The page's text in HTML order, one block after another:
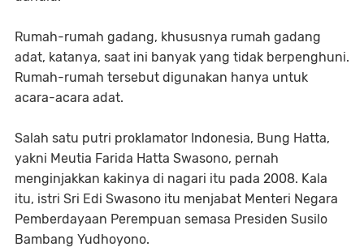
Rumah-rumah gadang, khususnya rumah gadang
adat, katanya, saat ini banyak yang tidak berpenghuni.
Rumah-rumah tersebut digunakan hanya untuk
acara-acara adat.
Salah satu putri proklamator Indonesia, Bung Hatta,
yakni Meutia Farida Hatta Swasono, pernah
menginjakkan kakinya di nagari itu pada 2008. Kala
itu, istri Sri Edi Swasono itu menjabat Menteri Negara
Pemberdayaan Perempuan semasa Presiden Susilo
Bambang Yudhoyono.